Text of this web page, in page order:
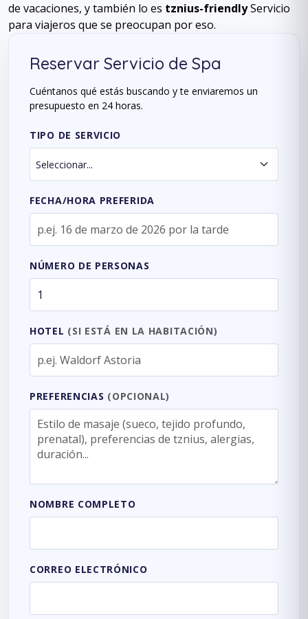
de vacaciones, y también lo es tznius-friendlyServicio
para viajeros que se preocupan por eso.
Reservar Servicio de Spa
Cuéntanos qué estás buscando y te enviaremos un
presupuesto en 24 horas.
TIPO DE SERVICIO
FECHA/HORA PREFERIDA
NÚMERO DE PERSONAS
HOTEL (SI ESTÁ EN LA HABITACIÓN)
PREFERENCIAS (OPCIONAL)
NOMBRE COMPLETO
CORREO ELECTRÓNICO